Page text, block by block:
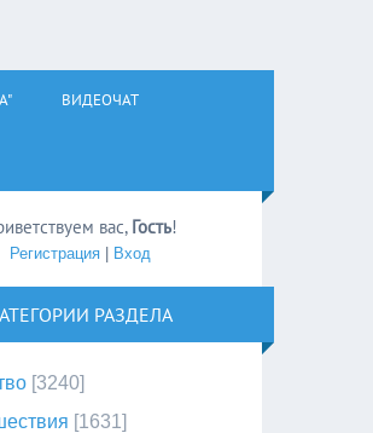
ВИДЕОЧАТ
вас, Гость!
Регистрация| Вход
РАЗДЕЛА
[3240]
[1631]